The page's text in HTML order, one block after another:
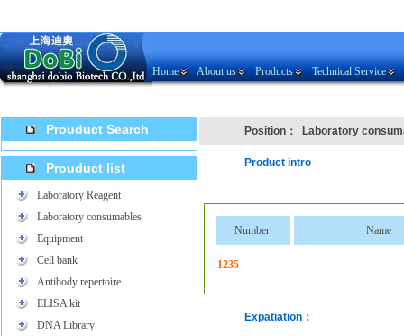
Home About us Products Technical Service
Prouduct Search
Prouduct list
Laboratory Reagent
Laboratory consumables
Equipment
Cell bank
Antibody repertoire
ELISA kit
DNA Library
Position： Laboratory
Product intro
Number Name
1235
Expatiation：